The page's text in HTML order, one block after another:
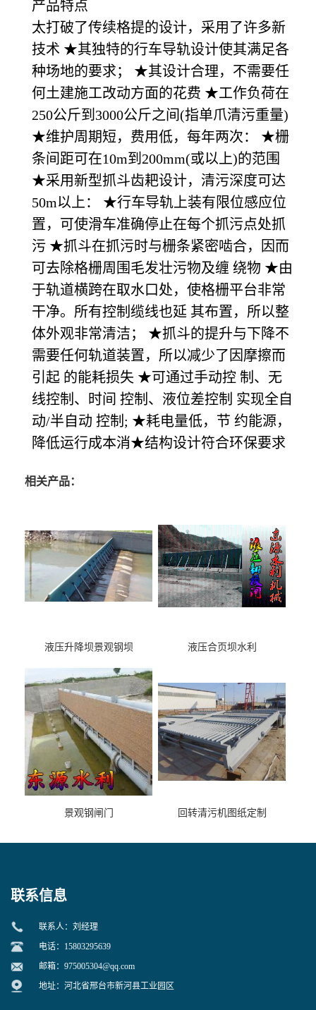
产品特点
太打破了传续格提的设计，采用了许多新
技术 ★其独特的行车导轨设计使其满足各
种场地的要求； ★其设计合理，不需要任
何土建施工改动方面的花费 ★工作负荷在
250公斤到3000公斤之间(指单爪清污重量)
★维护周期短，费用低，每年两次： ★栅
条间距可在10m到200mm(或以上)的范围
★采用新型抓斗齿耙设计，清污深度可达
50m以上： ★行车导轨上装有限位感应位
置，可使滑车准确停止在每个抓污点处抓
污 ★抓斗在抓污时与栅条紧密啮合，因而
可去除格栅周围毛发壮污物及缠 绕物 ★由
于轨道横跨在取水口处，使格栅平台非常
干净。所有控制缆线也延 其布置，所以整
体外观非常清洁； ★抓斗的提升与下降不
需要任何轨道装置，所以减少了因摩擦而
引起 的能耗损失 ★可通过手动控 制、无
线控制、时间 控制、液位差控制 实现全自
动/半自动 控制; ★耗电量低，节 约能源，
降低运行成本消★结构设计符合环保要求
相关产品：
液压升降坝景观钢坝 液压合页坝水利
景观钢闸门 回转清污机图纸定制
联系信息
联系人：刘经理
电话：15803295639
邮箱： 975005304@qq.com
地址：河北省邢台市新河县工业园区